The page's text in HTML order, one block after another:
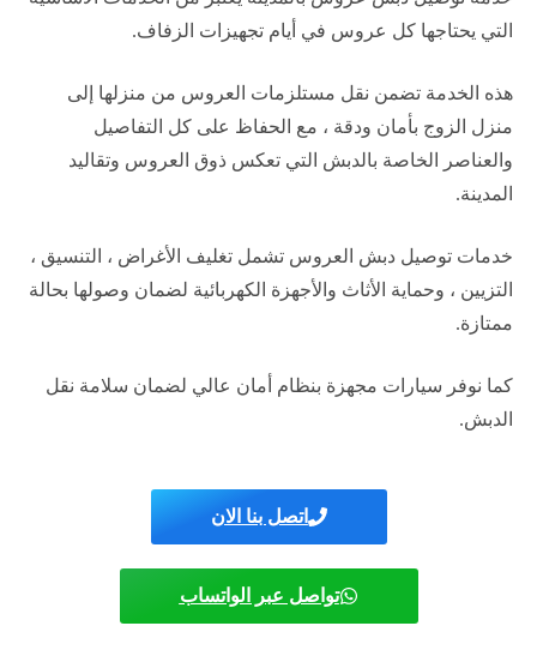
التي يحتاجها كل عروس في أيام تجهيزات الزفاف.
هذه الخدمة تضمن نقل مستلزمات العروس من منزلها إلى
منزل الزوج بأمان ودقة ، مع الحفاظ على كل التفاصيل
والعناصر الخاصة بالدبش التي تعكس ذوق العروس وتقاليد
المدينة.
خدمات توصيل دبش العروس تشمل تغليف الأغراض ، التنسيق ،
التزيين ، وحماية الأثاث والأجهزة الكهربائية لضمان وصولها بحالة
ممتازة.
كما نوفر سيارات مجهزة بنظام أمان عالي لضمان سلامة نقل
الدبش.
اتصل بنا الان
تواصل عبر الواتساب